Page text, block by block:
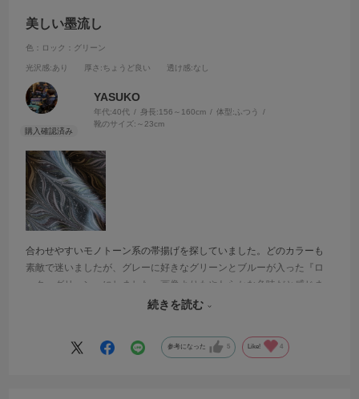
美しい墨流し
色：ロック：グリーン
光沢感:あり 厚さ :ちょうど良い 透け感:なし
YASUKO
年代:40代 身長:156～160cm 体型: ふつう
靴のサイズ: ～23cm
合わせやすいモノトーン系の帯揚げを探していました。どのカラーも
素敵で迷いましたが、グレーに好きなグリーンとブルーが入った『ロ
ック・グリーン』にしました。画像よりもやわらかな色味だと感じま
したが、思った通りほどよいアクセントになりつつ、うるさくならな
続きを読む
参考になった 5 Like! 4